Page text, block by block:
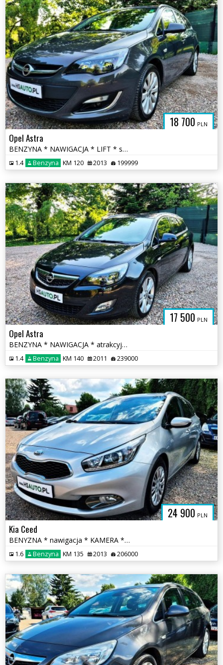
18 700 PLN
Opel Astra
BENZYNA * NAWIGACJA * LIFT * super * okazja * polecamy
1.4 Benzyna KM 120 2013 199999
17 500 PLN
Opel Astra
BENZYNA * NAWIGACJA * atrakcyjny wygląd * SUPER * okazja
1.4 Benzyna KM 140 2011 239000
24 900 PLN
Kia Ceed
BENYZNA * nawigacja * KAMERA * serwis ASO * super * OKAZJA
1.6 Benzyna KM 135 2013 206000